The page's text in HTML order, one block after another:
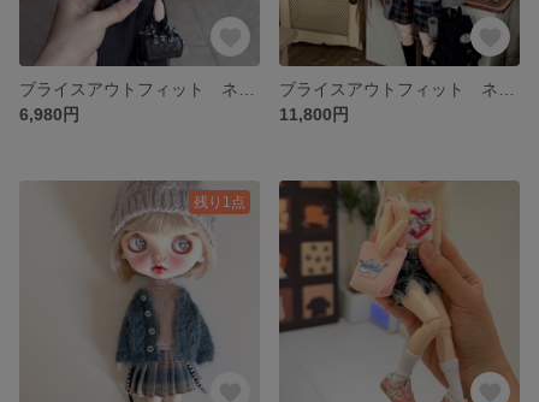
6,980円
11,800円
残り1点